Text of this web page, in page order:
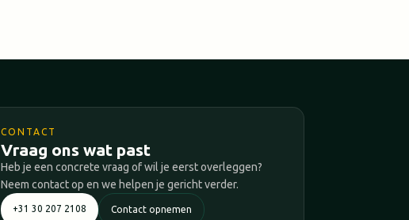
CONTACT
Vraag ons wat past
Heb je een concrete vraag of wil je eerst overleggen?
Neem contact op en we helpen je gericht verder.
+31 30 207 2108 Contact opnemen